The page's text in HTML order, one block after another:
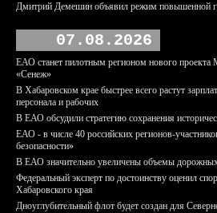
Дмитрий Демешин объявил режим повышенной
07.08.2026
ЕАО станет пилотным регионом нового проекта
«Сенеж»
В Хабаровском крае быстрее всего растут
персонала и рабочих
В ЕАО обсудили стратегию сохранения
ЕАО - в числе 40 российских регионов-
безопасности»
В ЕАО значительно увеличены объемы
Федеральный эксперт по достоинству оценил
Хабаровского края
Дноуглубительный флот будет создан для